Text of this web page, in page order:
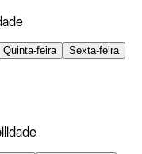
Quinta-feira
Sexta-feira